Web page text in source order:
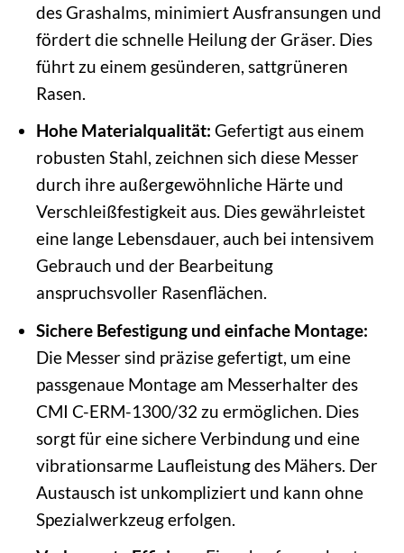
des Grashalms, minimiert Ausfransungen und
fördert die schnelle Heilung der Gräser. Dies
führt zu einem gesünderen, sattgrüneren
Rasen.
Hohe Materialqualität: Gefertigt aus einem
robusten Stahl, zeichnen sich diese Messer
durch ihre außergewöhnliche Härte und
Verschleißfestigkeit aus. Dies gewährleistet
eine lange Lebensdauer, auch bei intensivem
Gebrauch und der Bearbeitung
anspruchsvoller Rasenflächen.
Sichere Befestigung und einfache Montage:
Die Messer sind präzise gefertigt, um eine
passgenaue Montage am Messerhalter des
CMI C-ERM-1300/32 zu ermöglichen. Dies
sorgt für eine sichere Verbindung und eine
vibrationsarme Laufleistung des Mähers. Der
Austausch ist unkompliziert und kann ohne
Spezialwerkzeug erfolgen.